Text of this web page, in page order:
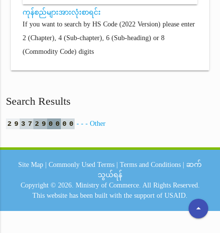
ကုန်စည်များအားလုံးစာရင်း
If you want to search by HS Code (2022 Version) please enter
2 (Chapter), 4 (Sub-chapter), 6 (Sub-heading) or 8
(Commodity Code) digits
Search Results
2 9 3 7 2 9 0 0 0 0 - - - Other
arrow_drop_up
Site Map Commonly Used Terms Terms and Conditions
ဆက်
သွယ်ရန်
Copyright © 2026. Ministry of Commerce. All Rights Reserved.
This website has been built with the support of USAID.